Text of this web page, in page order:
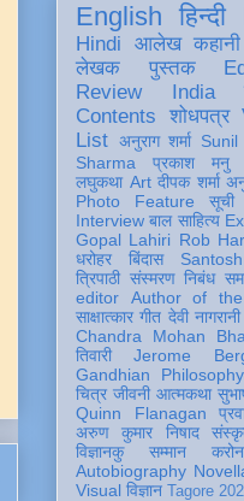
English हिन्दी
Hindi
आलेख कहानी
लेखक
पुस्तक
Review
India
Contents
शोधपत्र
List अनुराग शर्मा Sunil
Sharma
प्रकाश मनु
लघुकथा Art दीपक शर्मा
Photo Feature
सूची
Interview बाल साहित्य
Gopal Lahiri Rob
धरोहर
बिंदास
त्रिपाठी संस्मरण निबंध
editor
Author of
साक्षात्कार गीत देवी नागरानी
Chandra Mohan
तिवारी
Jerome
Gandhian Philosophy
चित्र जीवनी आत्मकथा
Quinn Flanagan
अरुण कुमार निषाद
विज्ञानकु
सम्मान
Autobiography
Visual विज्ञान Tagore